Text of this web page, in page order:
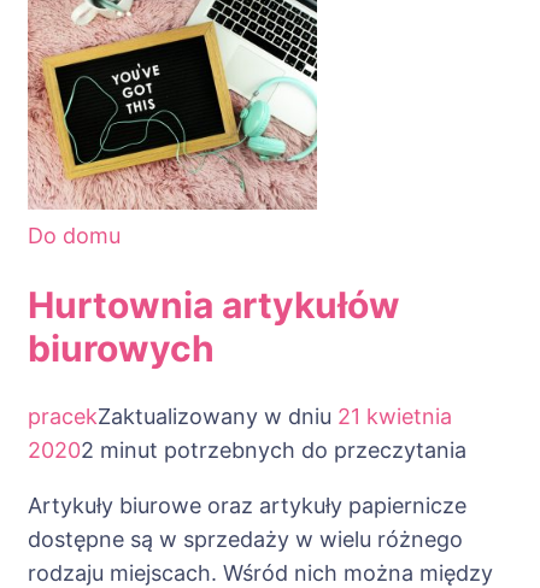
Do domu
Hurtownia artykułów
biurowych
pracekZaktualizowany w dniu 21 kwietnia
20202 minut potrzebnych do przeczytania
Artykuły biurowe oraz artykuły papiernicze
dostępne są w sprzedaży w wielu różnego
rodzaju miejscach. Wśród nich można między